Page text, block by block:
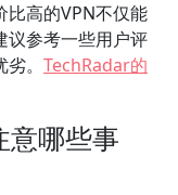
比高的VPN不仅能
议参考一些用户评
。 TechRadar的
意哪些事